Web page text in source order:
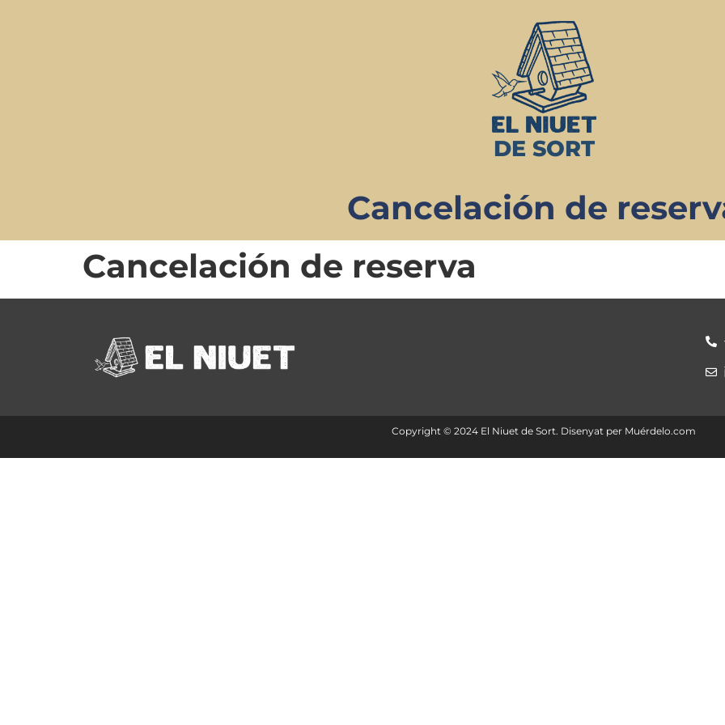
DE SORT
Cancelación de
Cancelación de reserva
Copyright ©️ 2024 El Niuet de Sort. Disenyat per Muérdelo.com